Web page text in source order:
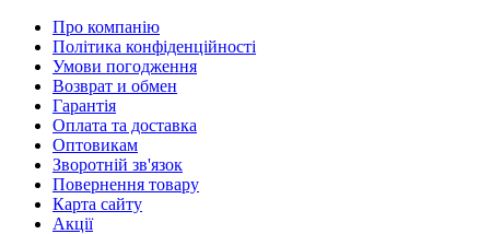
Про компанію
Політика конфіденційності
Умови погодження
Возврат и обмен
Гарантія
Оплата та доставка
Оптовикам
Зворотній зв'язок
Повернення товару
Карта сайту
Акції